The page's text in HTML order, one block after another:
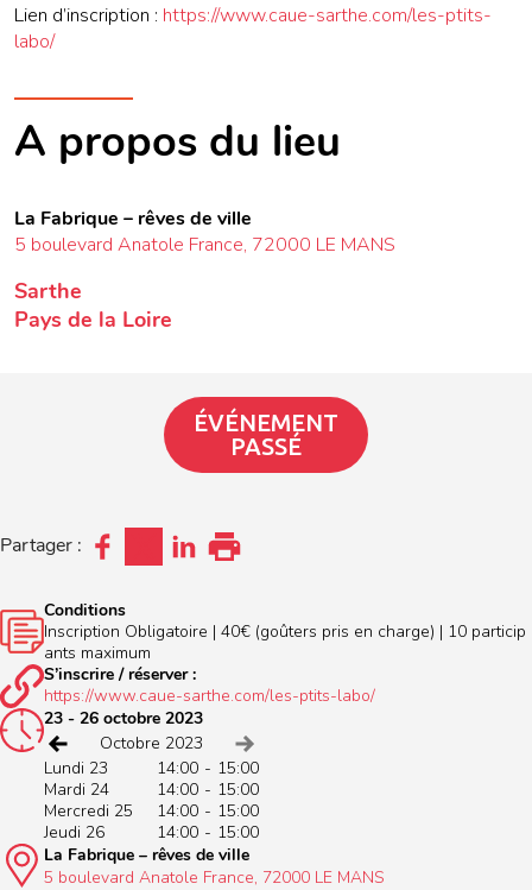
Lien d’inscription : https://www.caue-sarthe.com/les-ptits-
labo/
A propos du lieu
La Fabrique – rêves de ville
5 boulevard Anatole France, 72000 LE MANS
Sarthe
Pays de la Loire
ÉVÉNEMENT
PASSÉ
Partager :
Conditions
Inscription Obligatoire | 40€ (goûters pris en charge) | 10 particip
ants maximum
S’inscrire / réserver :
https://www.caue-sarthe.com/les-ptits-labo/
23 - 26 octobre 2023
Voir le mois précédent
Octobre 2023
Lundi 23
14:00 - 15:00
Mardi 24
14:00 - 15:00
Mercredi 25
14:00 - 15:00
Jeudi 26
14:00 - 15:00
La Fabrique – rêves de ville
5 boulevard Anatole France, 72000 LE MANS